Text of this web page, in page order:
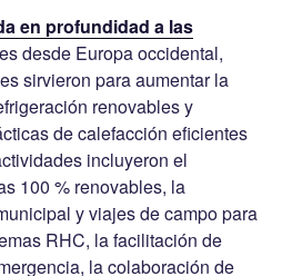
en profundidad a las
desde Europa occidental,
sirvieron para aumentar la
renovables y
de calefacción eficientes
incluyeron el
100 % renovables, la
y viajes de campo para
RHC, la facilitación de
la colaboración de